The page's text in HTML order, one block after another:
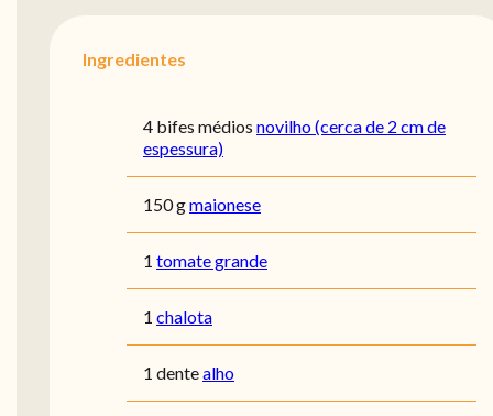
Ingredientes
4 bifes médios novilho (cerca de 2 cm de
espessura)
150 gmaionese
1 tomate grande
1 chalota
1 dentealho